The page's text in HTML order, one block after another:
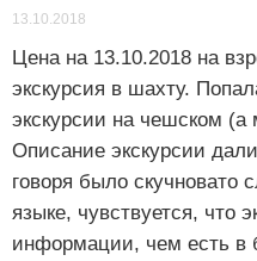
13.10.2018
Цена на 13.10.2018 на
экскурсия в шахту.
экскурсии на чешском
Описание экскурсии
говоря было скучновато
языке, чувствуется, что
информации, чем есть в